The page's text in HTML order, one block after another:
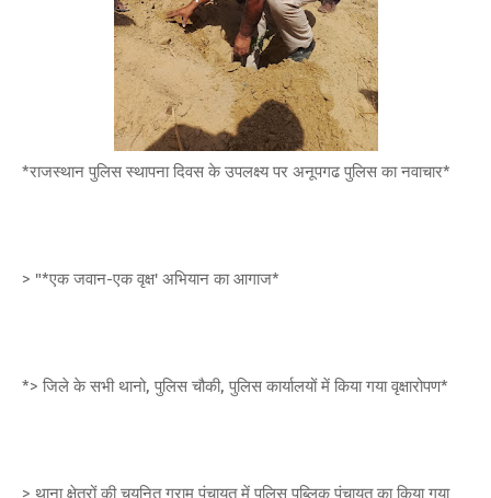
*राजस्थान पुलिस स्थापना दिवस के उपलक्ष्य पर अनूपगढ पुलिस का नवाचार*
> "*एक जवान-एक वृक्ष' अभियान का आगाज*
*> जिले के सभी थानो, पुलिस चौकी, पुलिस कार्यालयों में किया गया वृक्षारोपण*
> थाना क्षेत्रों की चयनित ग्राम पंचायत में पुलिस पब्लिक पंचायत का किया गया